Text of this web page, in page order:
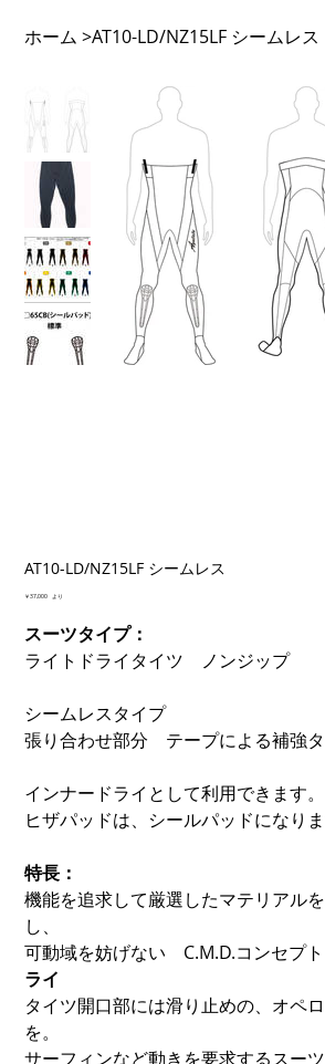
ホーム >AT10-LD/NZ15LF シームレス
AT10-LD/NZ15LF シームレス
価
￥37,000 より
スーツタイプ：
ライトドライタイツ ノンジップ
シームレスタイプ
張り合わせ部分 テープによる補強
インナードライとして利用できます。
ヒザパッドは、シールパッドになりま
特長：
機能を追求して厳選したマテリアル
し、
可動域を妨げない C.M.D.コンセ
ライ
タイツ開口部には滑り止めの、オペ
を。
サーフィンなど動きを要求するスー